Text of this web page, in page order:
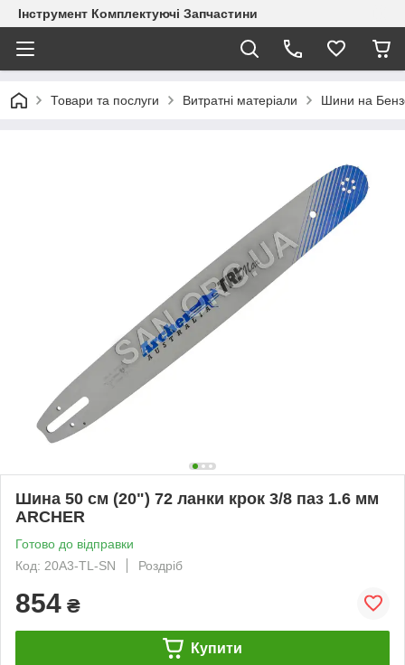
Інструмент Комплектуючі Запчастини
Товари та послуги Витратні матеріали Шини на
Шина 50 см (20") 72 ланки крок 3/8 паз 1.6 мм
ARCHER
Готово до відправки
Код: 20A3-TL-SN
Роздріб
854 ₴
Купити